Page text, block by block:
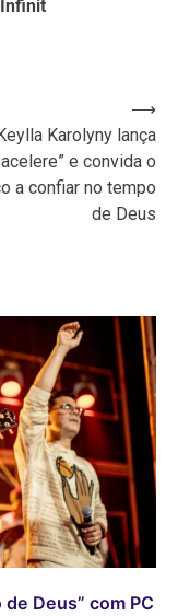
Keylla Karolyny lança
e convida o
a confiar no tempo
de Deus
⟶
Deus” com PC